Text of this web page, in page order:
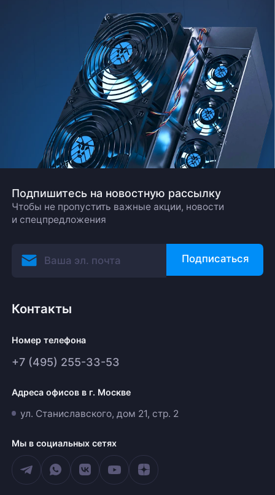
Подпишитесь на новостную рассылку
Чтобы не пропустить важные акции, новости
и спецпредложения
Подписаться
Контакты
Номер телефона
+7 (495) 255-33-53
Адреса офисов в г. Москве
ул. Станиславского, дом 21, стр. 2
Мы в социальных сетях